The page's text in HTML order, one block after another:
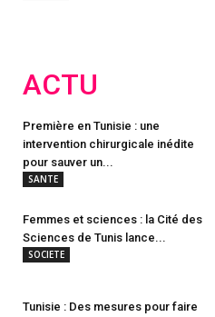
ACTU
Première en Tunisie : une
intervention chirurgicale inédite
pour sauver un...
SANTE
Femmes et sciences : la Cité des
Sciences de Tunis lance...
SOCIETE
Tunisie : Des mesures pour faire